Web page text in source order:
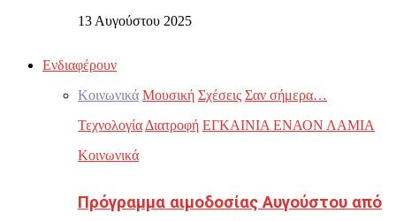
13 Αυγούστου 2025
Ενδιαφέρουν
Κοινωνικά Μουσική Σχέσεις Σαν σήμερα…
Τεχνολογία Διατροφή ΕΓΚΑΙΝΙΑ ΕΝΑΟΝ ΛΑΜΙΑ
Κοινωνικά
Πρόγραμμα αιμοδοσίας Αυγούστου από